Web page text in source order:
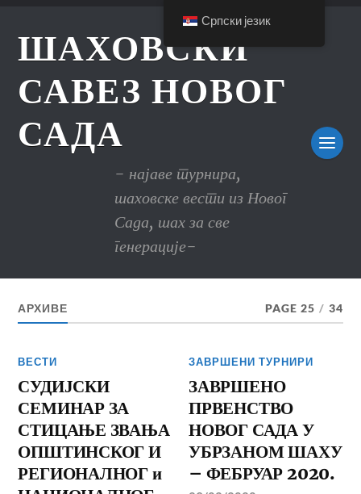
ШАХОВСКИ
САВЕЗ НОВОГ
САДА
- најаве турнира,
шаховске вести из Новог
Сада, шах за све
генерације-
АРХИВЕ PAGE 25 / 34
ВЕСТИ
СУДИЈСКИ
СЕМИНАР ЗА
СТИЦАЊЕ ЗВАЊА
ОПШТИНСКОГ И
РЕГИОНАЛНОГ и
ЗАВРШЕНИ ТУРНИРИ
ЗАВРШЕНО
ПРВЕНСТВО
НОВОГ САДА У
УБРЗАНОМ ШАХУ
– ФЕБРУАР 2020.
Српски језик